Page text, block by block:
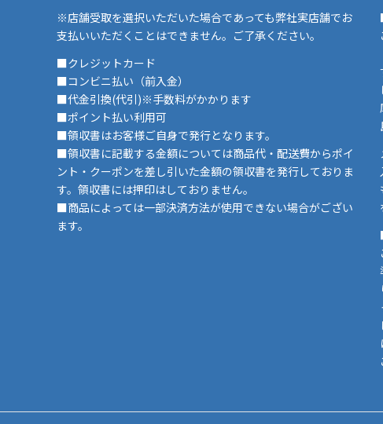
※店舗受取を選択いただいた場合であっても弊社実店舗でお
支払いいただくことはできません。ご了承ください。
■クレジットカード
■コンビニ払い（前入金）
■代金引換(代引)※手数料がかかります
■ポイント払い利用可
■領収書はお客様ご自身で発行となります。
■領収書に記載する金額については商品代・配送費からポイ
ント・クーポンを差し引いた金額の領収書を発行しておりま
す。領収書には押印はしておりません。
■商品によっては一部決済方法が使用できない場合がござい
ます。